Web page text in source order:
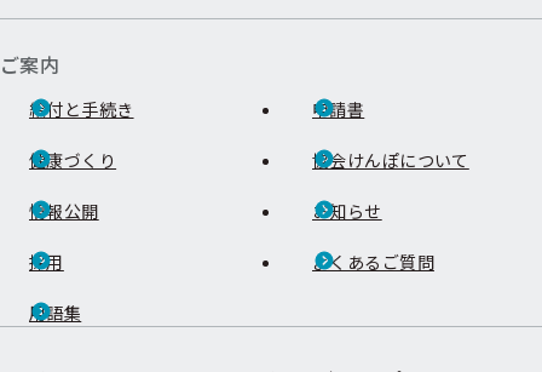
ご案内
給付と手続き 申請書
健康づくり 協会けんぽについて
情報公開 お知らせ
採用 よくあるご質問
用語集